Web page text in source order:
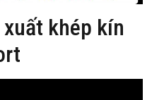
khép kín